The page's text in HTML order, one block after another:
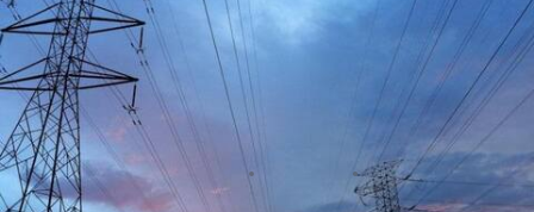
உங்கள் ஏரியாவில் நாளை
(அக்டோபர் 7) மின்தடை
இருக்கிறதா என
தெரிந்துகொள்ளுங்கள்
எழுதியவர் Sekar Chinnappan 06:18 pm